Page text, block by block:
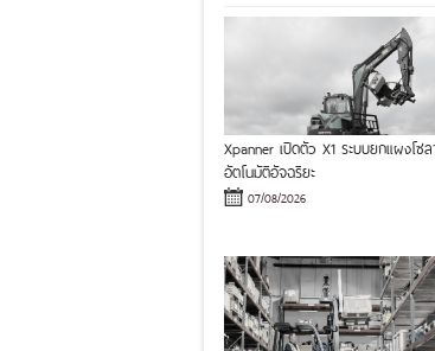
Xpanner เปิดตัว X1 ระบบยกแผงโซล
อัตโนมัติอัจฉริยะ
07/08/2026